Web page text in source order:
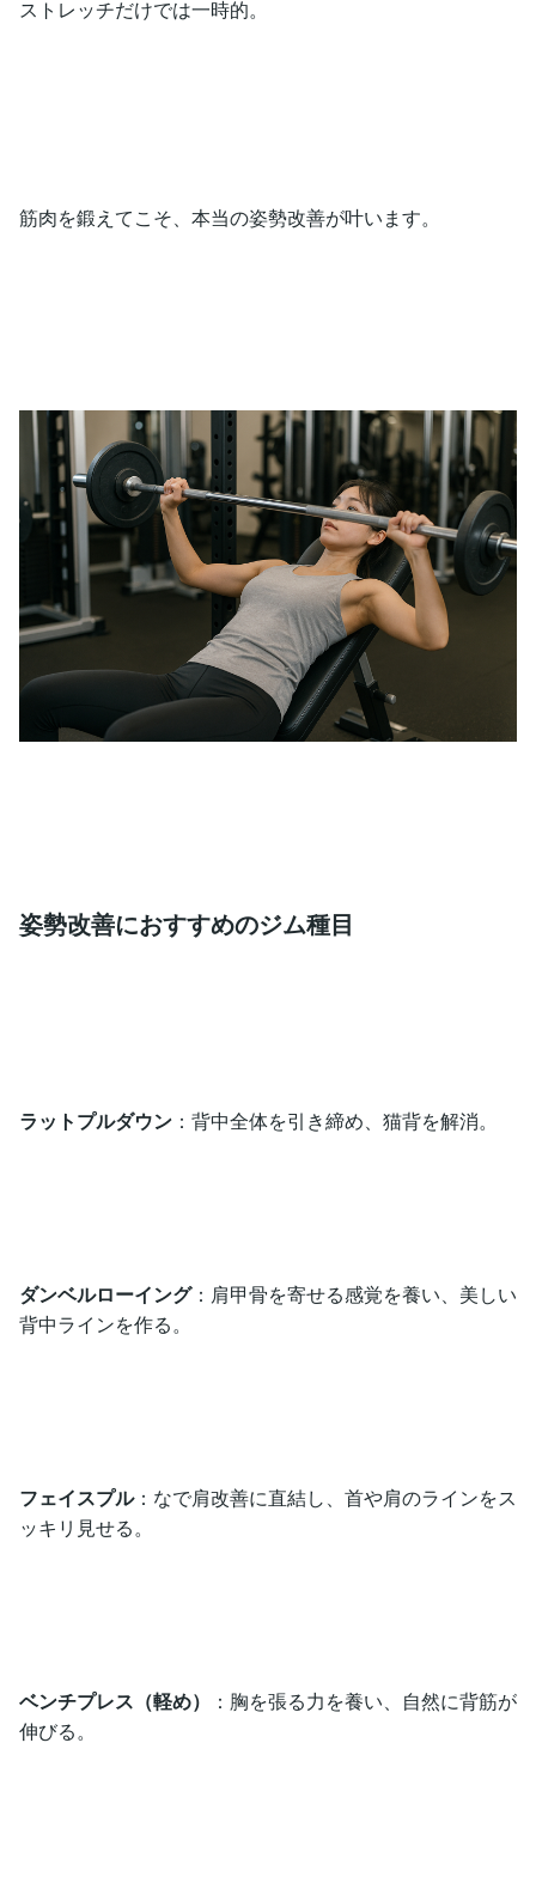
ストレッチだけでは一時的。
筋肉を鍛えてこそ、本当の姿勢改善が叶います。
姿勢改善におすすめのジム種目
ラットプルダウン ：背中全体を引き締め、猫背を解消。
ダンベルローイング：肩甲骨を寄せる感覚を養い、美しい
背中ラインを作る。
フェイスプル：なで肩改善に直結し、首や肩のラインをス
ッキリ見せる。
ベンチプレス（軽め）
：胸を張る力を養い、自然に背筋が
伸びる。